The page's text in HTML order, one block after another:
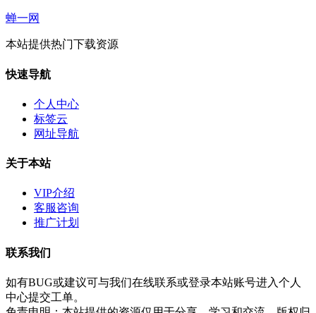
蝉一网
本站提供热门下载资源
快速导航
个人中心
标签云
网址导航
关于本站
VIP介绍
客服咨询
推广计划
联系我们
如有BUG或建议可与我们在线联系或登录本站账号进入个人
中心提交工单。